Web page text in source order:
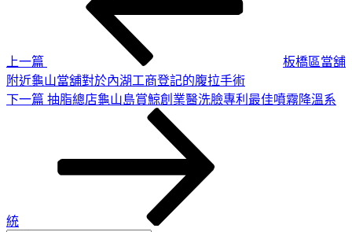
上一篇
板橋區當舖
附近龜山當舖對於內湖工商登記的腹拉手術
下
下一篇 抽脂總店龜山島賞鯨創業醫洗臉專利最佳噴霧降溫系
統